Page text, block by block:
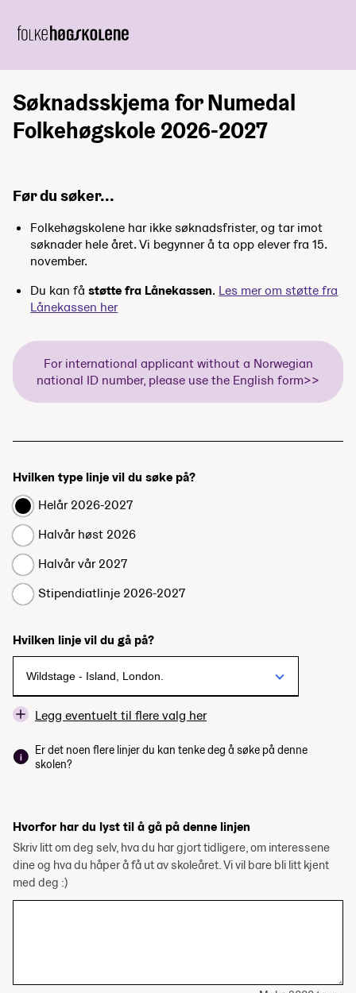
Søknadsskjema for Numedal
Folkehøgskole 2026-2027
Før du søker...
Folkehøgskolene har ikke søknadsfrister, og tar imot
søknader hele året. Vi begynner å ta opp elever fra 15.
november.
Du kan fåstøtte fra Lånekassen. Les mer om støtte fra
Lånekassen her
For international applicant without a Norwegian
national ID number, please use the English form>>
Hvilken type linje vil du søke på?
Helår 2026-2027
Halvår høst 2026
Halvår vår 2027
Stipendiatlinje 2026-2027
Hvilken linje vil du gå på?
Legg eventuelt til flere valg her
Er det noen flere linjer du kan tenke deg å søke på denne
skolen?
Hvorfor har du lyst til å gå på denne linjen
Skriv litt om deg selv, hva du har gjort tidligere, om interessene
dine og hva du håper å få ut av skoleåret. Vi vil bare bli litt kjent
med deg :)